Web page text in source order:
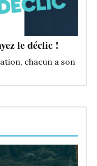
le déclic !
chacun a son